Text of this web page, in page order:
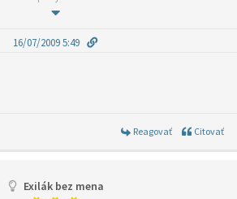
16/07/2009 5:49
Reagovať Citovať
Exilák bez mena